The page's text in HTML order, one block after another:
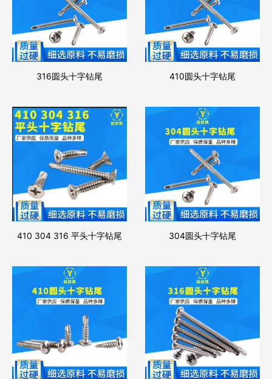
316圆头十字钻尾 410圆头十字钻尾
410 304 316 平头十字钻尾 304圆头十字钻尾